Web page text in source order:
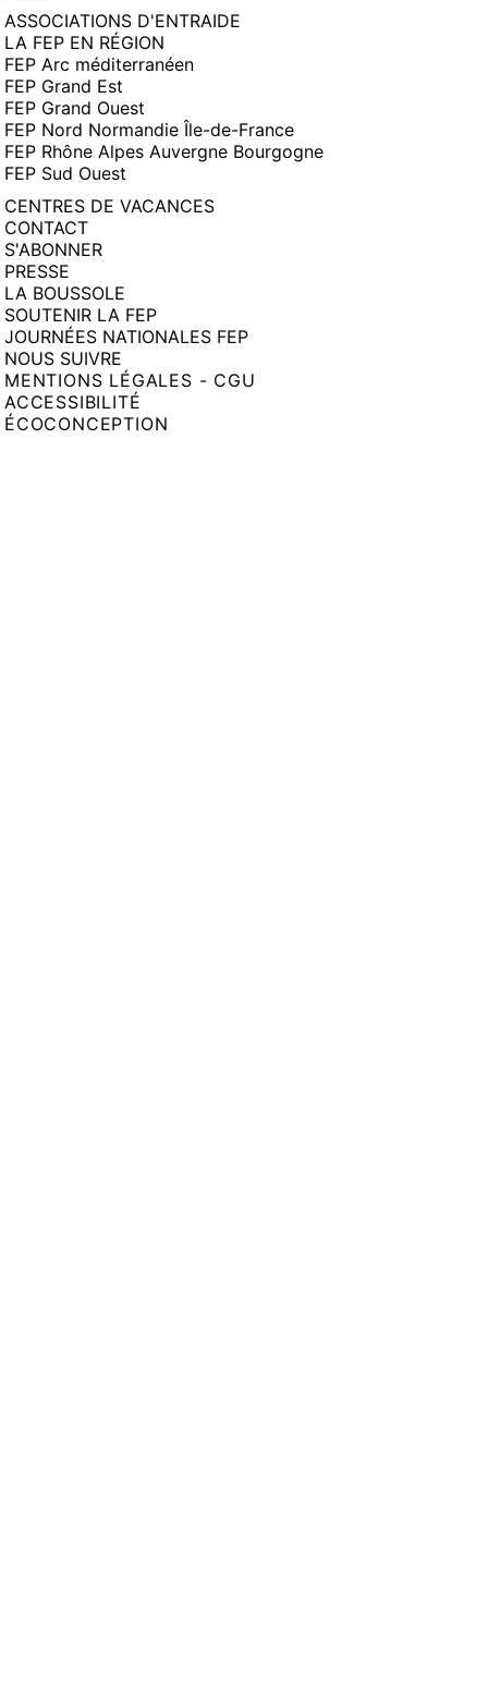
ASSOCIATIONS D'ENTRAIDE
LA FEP EN RÉGION
FEP Arc méditerranéen
FEP Grand Est
FEP Grand Ouest
FEP Nord Normandie Île-de-France
FEP Rhône Alpes Auvergne Bourgogne
FEP Sud Ouest
CENTRES DE VACANCES
CONTACT
S'ABONNER
PRESSE
LA BOUSSOLE
SOUTENIR LA FEP
JOURNÉES NATIONALES FEP
NOUS SUIVRE
MENTIONS LÉGALES - CGU
ACCESSIBILITÉ
ÉCOCONCEPTION